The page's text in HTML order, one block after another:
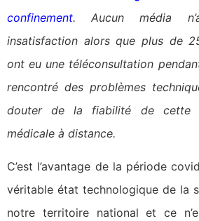
confinement. Aucun média
insatisfaction alors que plus de
ont eu une téléconsultation
rencontré des problèmes
douter de la fiabilité de cette
médicale à distance.
C’est l’avantage de la période
véritable état technologique de la
notre territoire national et ce